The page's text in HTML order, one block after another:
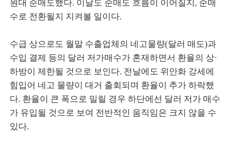
원대 순매도했다. 이날도 순매도 흐름이 이어질지, 순매
수로 전환될지 지켜볼 일이다.
수급 상으로도 월말 수출업체의 네고물량(달러 매도)과
수입 결제 등의 달러 저가매수가 혼재하면서 환율의 상·
하방이 제한될 것으로 보인다. 전날에도 위안화 강세에
힘입어 네고 물량이 대거 출회되며 환율이 추가 하락했
다. 환율이 큰 폭으로 밀릴 경우 하단에선 달러 저가 매수
가 유입될 것으로 보여 전반적인 움직임은 크지 않을 수
있다.